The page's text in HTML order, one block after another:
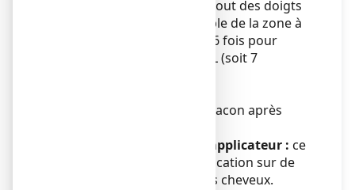
étendre le produit avec le bout des doigts
de façon à couvrir l'ensemble de la zone à
traiter. Répéter l'opération 6 fois pour
appliquer une dose de 1 mL (soit 7
3. Replacer le capot sur le flacon après
Pulvérisateur muni d'un applicateur : ce
système est adapté à l'application sur de
petites surfaces ou sous les cheveux.